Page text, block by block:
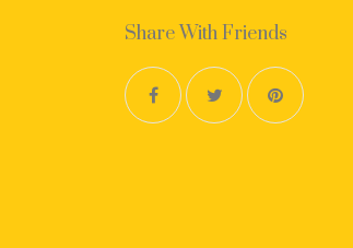
Share With Friends